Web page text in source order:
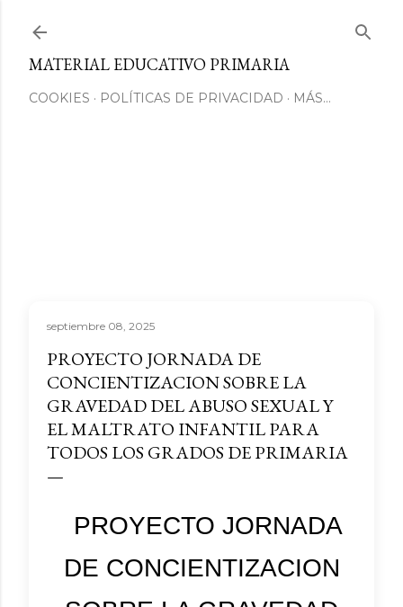
MATERIAL EDUCATIVO PRIMARIA
COOKIES POLÍTICAS DE PRIVACIDAD MÁS…
septiembre 08, 2025
PROYECTO JORNADA DE
CONCIENTIZACION SOBRE LA
GRAVEDAD DEL ABUSO SEXUAL Y
EL MALTRATO INFANTIL PARA
TODOS LOS GRADOS DE PRIMARIA
PROYECTO JORNADA
DE CONCIENTIZACION